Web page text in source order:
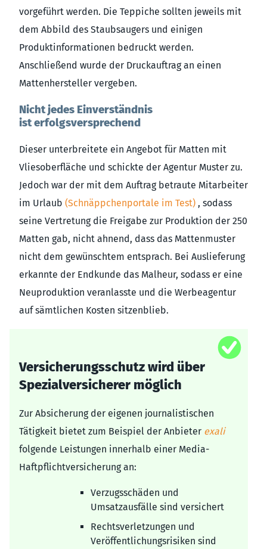
vorgeführt werden. Die Teppiche sollten jeweils mit
dem Abbild des Staubsaugers und einigen
Produktinformationen bedruckt werden.
Anschließend wurde der Druckauftrag an einen
Mattenhersteller vergeben.
Nicht jedes Einverständnis
ist erfolgsversprechend
Dieser unterbreitete ein Angebot für Matten mit
Vliesoberfläche und schickte der Agentur Muster zu.
Jedoch war der mit dem Auftrag betraute Mitarbeiter
im Urlaub (Schnäppchenportale im Test) , sodass
seine Vertretung die Freigabe zur Produktion der 250
Matten gab, nicht ahnend, dass das Mattenmuster
nicht dem gewünschtem entsprach. Bei Auslieferung
erkannte der Endkunde das Malheur, sodass er eine
Neuproduktion veranlasste und die Werbeagentur
auf sämtlichen Kosten sitzenblieb.
Versicherungsschutz wird über
Spezialversicherer möglich
Zur Absicherung der eigenen journalistischen
Tätigkeit bietet zum Beispiel der Anbieter exali
folgende Leistungen innerhalb einer Media-
Haftpflichtversicherung an:
Verzugsschäden und
Umsatzausfälle sind versichert
Rechtsverletzungen und
Veröffentlichungsrisiken sind